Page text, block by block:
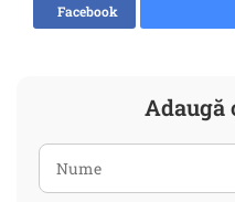
Facebook
Adaugă